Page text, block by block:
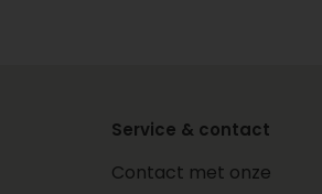
Service & contact
Contact met onze